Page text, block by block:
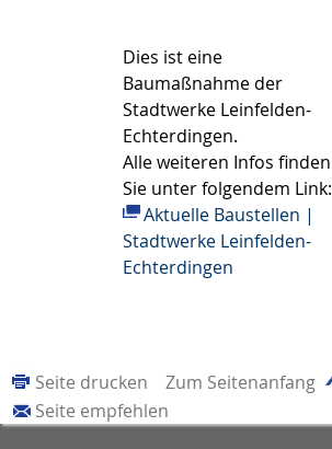
Dies ist eine
Baumaßnahme der
Stadtwerke Leinfelden-
Echterdingen.
Alle weiteren Infos finden
Sie unter folgendem Link:
Aktuelle Baustellen |
Stadtwerke Leinfelden-
Echterdingen
Zum Seitenanfang
Seite drucken
Seite empfehlen